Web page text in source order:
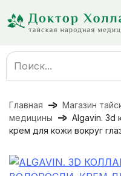
содержанию
Search
for:
Главная
Магазин
медицины
Algavin. 3d
крем для кожи вокруг